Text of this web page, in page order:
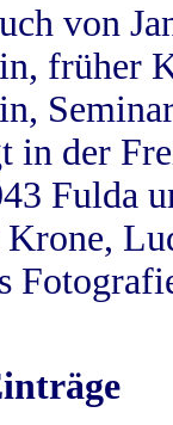
von
früher
in der
Fulda